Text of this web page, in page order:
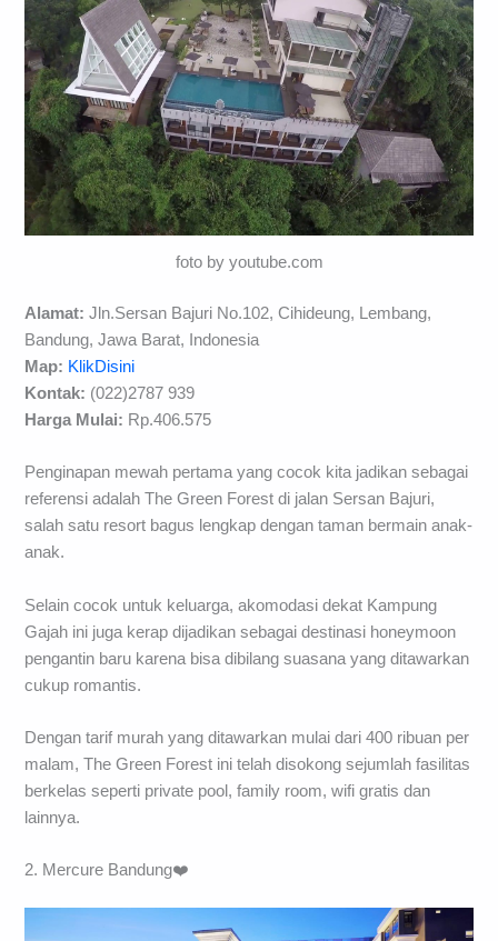
foto by youtube.com
Alamat: Jln.Sersan Bajuri No.102, Cihideung, Lembang,
Bandung, Jawa Barat, Indonesia
Map: KlikDisini
Kontak: (022)2787 939
Harga Mulai: Rp.406.575
Penginapan mewah pertama yang cocok kita jadikan sebagai
referensi adalah The Green Forest di jalan Sersan Bajuri,
salah satu resort bagus lengkap dengan taman bermain anak-
anak.
Selain cocok untuk keluarga, akomodasi dekat Kampung
Gajah ini juga kerap dijadikan sebagai destinasi honeymoon
pengantin baru karena bisa dibilang suasana yang ditawarkan
cukup romantis.
Dengan tarif murah yang ditawarkan mulai dari 400 ribuan per
malam, The Green Forest ini telah disokong sejumlah fasilitas
berkelas seperti private pool, family room, wifi gratis dan
lainnya.
2. Mercure Bandung❤️